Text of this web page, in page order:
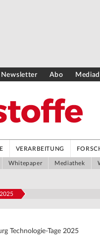
Newsletter Abo
VERARBEITUNG
Whitepaper Mediathek
Technologie-Tage 2025